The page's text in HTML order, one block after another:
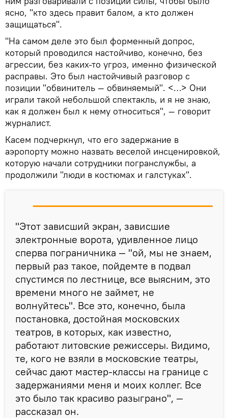
ясно, "кто здесь правит балом, а кто должен
защищаться".
"На самом деле это был форменный допрос,
который проводился настойчиво, конечно, без
агрессии, без каких-то угроз, именно физической
расправы. Это был настойчивый разговор с
позиции "обвинитель — обвиняемый". <…> Они
играли такой небольшой спектакль, и я не знаю,
как я должен был к нему относиться", — говорит
журналист.
Касем подчеркнул, что его задержание в
аэропорту можно назвать веселой инсценировкой,
которую начали сотрудники погранслужбы, а
продолжили "люди в костюмах и галстуках".
"Этот зависший экран, зависшие
электронные ворота, удивленное лицо
сперва пограничника — "ой, мы не знаем,
первый раз такое, пойдемте в подвал
спустимся по лестнице, все выясним, это
времени много не займет, не
волнуйтесь". Все это, конечно, была
постановка, достойная московских
театров, в которых, как известно,
работают литовские режиссеры. Видимо,
те, кого не взяли в московские театры,
сейчас дают мастер-классы на границе с
задержаниями меня и моих коллег. Все
это было так красиво разыграно", —
рассказал он.